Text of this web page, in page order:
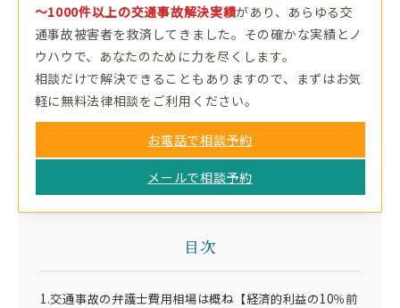
～1000件以上の交通事故解決実績があり、あらゆる交
通事故被害者を救済してきました。その確かな実績とノ
ウハウで、あなたのために力を尽くします。
相談だけで解決できることもありますので、まずはお気
軽に無料法律相談をご利用ください。
お電話で相談予約
メールで相談予約
目次
1.交通事故の弁護士費用相場は概ね【経済的利益の10％前